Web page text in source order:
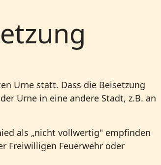
Urne statt. Dass die Beisetzung
Urne in eine andere Stadt, z.B. an
als „nicht vollwertig" empfinden
Freiwilligen Feuerwehr oder